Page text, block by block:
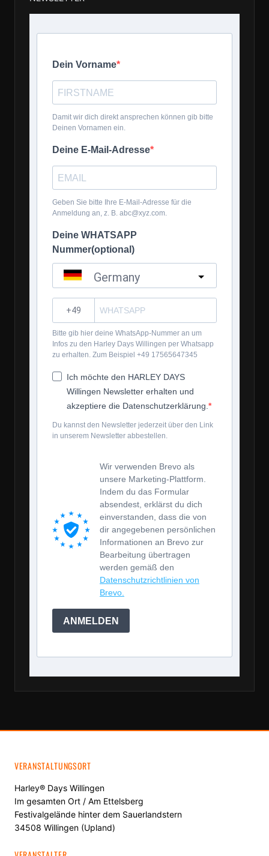
Dein Vorname
Damit wir dich direkt ansprechen können gib bitte
Deinen Vornamen ein.
Deine E-Mail-Adresse
Geben Sie bitte Ihre E-Mail-Adresse für die
Anmeldung an, z. B. abc@xyz.com.
Deine WHATSAPP
Nummer(optional)
Germany
Bitte gib hier deine WhatsApp-Nummer an um
Infos zu den Harley Days Willingen per Whatsapp
zu erhalten. Zum Beispiel +49 17565647345
Ich möchte den HARLEY DAYS
Willingen Newsletter erhalten und
akzeptiere die Datenschutzerklärung.
Du kannst den Newsletter jederzeit über den Link
in unserem Newsletter abbestellen.
Wir verwenden Brevo als
unsere Marketing-Plattform.
Indem du das Formular
absendest, erklärst du dich
einverstanden, dass die von
dir angegebenen persönlichen
Informationen an Brevo zur
Bearbeitung übertragen
werden gemäß den
Datenschutzrichtlinien von
Brevo.
ANMELDEN
VERANSTALTUNGSORT
Harley® Days Willingen
Im gesamten Ort / Am Ettelsberg
Festivalgelände hinter dem Sauerlandstern
34508 Willingen (Upland)